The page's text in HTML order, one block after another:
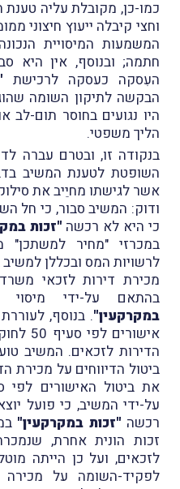
כמו-כן, מקובלת עליה
וחצי קיבלה ייעוץ חיצוני
המשמעות המיסויית
חתמה; ובנוסף, אין היא
העִסקה כעסקה לרכישת
הבקשה לתיקון השומה
היו נגועים בחוסר תום-לב
הליך משפטי.
בנקודה זו, ובטרם עברה
השופטת לטענת המשיב
אשר לגישתו מחיֵיב את
ודוק: המשיב סבור, כי חל
כי היא לא רכשה "זכות
במכרזי "מחיר למשתכן"
לרשויות המס ובכללן
מכירת דירות לזכאי משרד
בהתאם על-ידי מיסוי
במקרקעין". בנוסף,
הדירות לזכאים. המשיב
ביטול הדיווחים על מכירת
על-ידי המשיב, כי פועל
רכשה "זכות במקרקעין"
זכות הונית אחרת,
לזכאים, ועל כן הייתה